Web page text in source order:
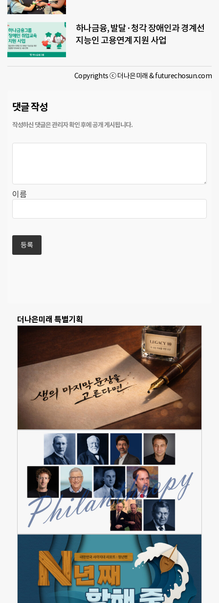
하나금융, 발달·청각 장애인과 경계선
지능인 고용연계 지원 사업
Copyrights ⓒ 더나은미래 & futurechosun.com
댓글 작성
이름
더나은미래 특별기획